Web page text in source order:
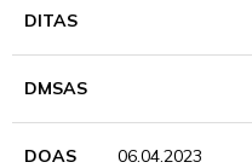
DITAS
DMSAS
DOAS 06.04.2023